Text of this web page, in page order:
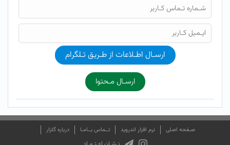
ارسـال اطـلاعات از طـریق تـلگرام
ارسـال مـحتوا
صـفحه اصلی نرم افزار اندروید تــماس بــامـا درباره گلزار